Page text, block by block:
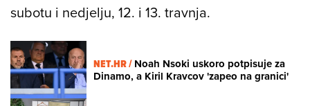
subotu i nedjelju, 12. i 13. travnja.
NET.HR /Noah Nsoki uskoro potpisuje za
Dinamo, a Kiril Kravcov 'zapeo na granici'